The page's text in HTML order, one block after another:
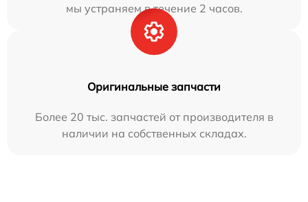
мы устраняем в течение 2 часов.
Оригинальные запчасти
Более 20 тыс. запчастей от производителя в
наличии на собственных складах.